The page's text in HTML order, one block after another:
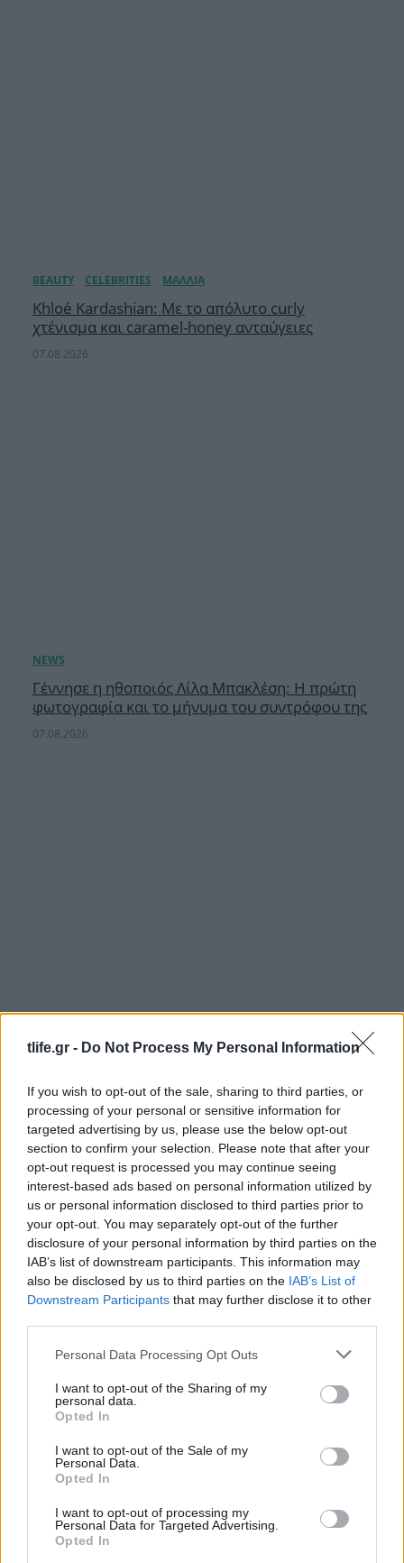
tlife.gr - Do Not Process My Personal Information
If you wish to opt-out of the sale, sharing to third parties, or
processing of your personal or sensitive information for
targeted advertising by us, please use the below opt-out
section to confirm your selection. Please note that after your
opt-out request is processed you may continue seeing
interest-based ads based on personal information utilized by
us or personal information disclosed to third parties prior to
your opt-out. You may separately opt-out of the further
disclosure of your personal information by third parties on the
IAB’s list of downstream participants. This information may
also be disclosed by us to third parties on the IAB’s List of
Downstream Participants that may further disclose it to other
Please note that this website/app uses one or more Google
not limited to your visit or usage behaviour. You may click to
grant or deny consent to Google and its third-party tags to
use your data for below specified purposes in below Google
consent section.
Personal Data Processing Opt Outs
I want to opt-out of the Sharing of my
personal data.
Opted In
I want to opt-out of the Sale of my
Personal Data.
Opted In
I want to opt-out of processing my
Personal Data for Targeted Advertising.
Opted In
Khloé Kardashian: Με το απόλυτο curly
χτένισμα και caramel-honey ανταύγειες
07.08.2026
Γέννησε η ηθοποιός Λίλα Μπακλέση: Η πρώτη
φωτογραφία και το μήνυμα του συντρόφου της
07.08.2026
μας γύρισε πίσω στη νοσταλγική δεκαετία των
’00s
06.08.2026
Αθηνά Οικονομάκου και Μπρούνο Τσερέλα στα
Μπόρα Μπόρα: Οι μαγευτικές εικόνες από τον
μήνα του μέλιτος
08.08.2026